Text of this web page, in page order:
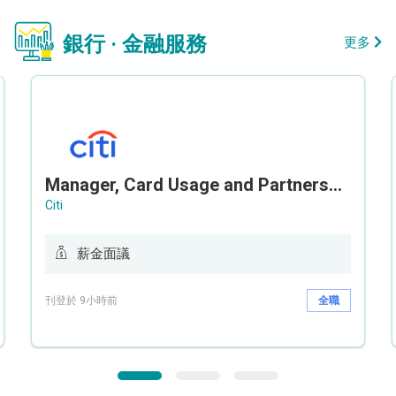
銀行 · 金融服務 更多
Manager, Card Usage and Partnership
Citi
薪金面議
刊登於 9小時前 全職